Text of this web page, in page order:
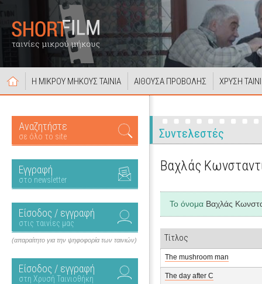
Η ΜΙΚΡΟΥ ΜΗΚΟΥΣ ΤΑΙΝΙΑ ΑΙΘΟΥΣΑ ΠΡΟΒΟΛΗΣ ΧΡΥΣΗ
Αναζητήστε
σε όλο το site
Εγγραφή
στο newsletter
Είσοδος / εγγραφή
στις ταινίες μας
(απαραίτητο για την ψηφοφορία των ταινιών)
Είσοδος / εγγραφή
στη Χρυσή Ταινιοθήκη
Συντελεστές
Βαχλάς
Το όνομα Βαχλάς
Τίτλος
The mushroom man
The day after C